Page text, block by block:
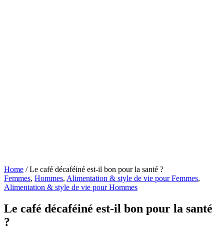
Home /Le café décaféiné est-il bon pour la santé ?
Femmes, Hommes, Alimentation & style de vie pour Femmes,
Alimentation & style de vie pour Hommes
Le café décaféiné est-il bon pour la santé
?